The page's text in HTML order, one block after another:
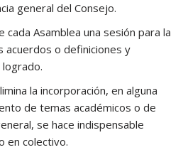
general del Consejo.
cada Asamblea una sesión para la
acuerdos o definiciones y
la incorporación, en alguna
de temas académicos o de
se hace indispensable
en colectivo.